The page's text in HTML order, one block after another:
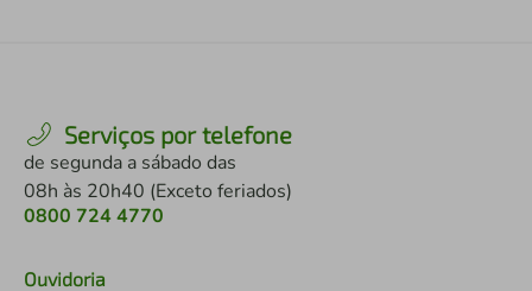
Serviços por telefone
de segunda a sábado das
08h às 20h40 (Exceto feriados)
0800 724 4770
Ouvidoria